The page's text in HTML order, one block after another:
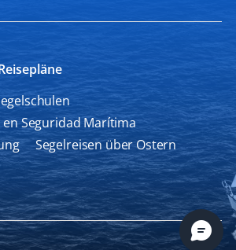
en Seguridad Marítima
Segelreisen über Ostern